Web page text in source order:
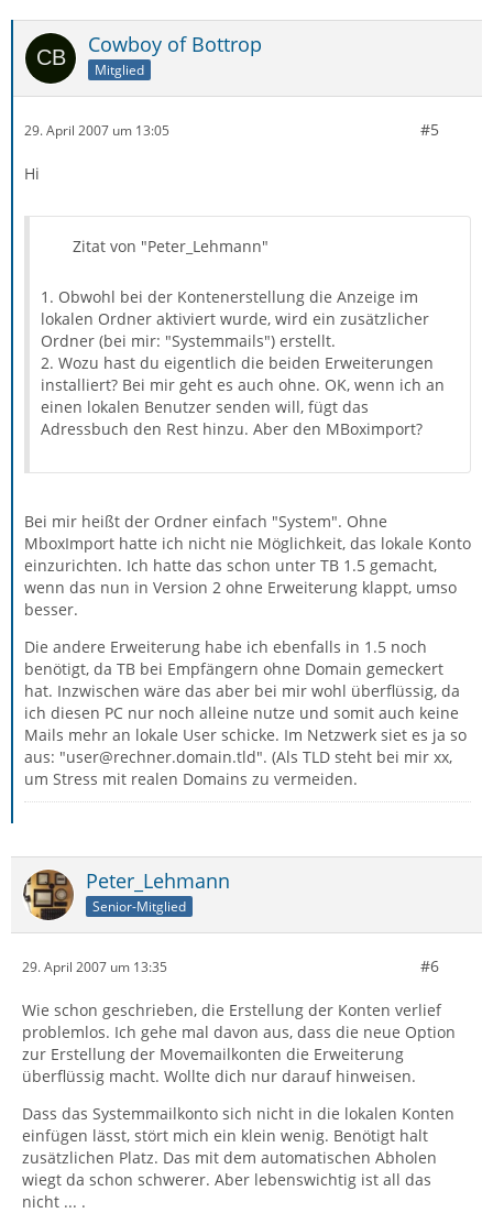
Cowboy of Bottrop
Mitglied
29. April 2007 um 13:05 #5
Hi
Zitat von "Peter_Lehmann"
1. Obwohl bei der Kontenerstellung die Anzeige im
lokalen Ordner aktiviert wurde, wird ein zusätzlicher
Ordner (bei mir: "Systemmails") erstellt.
2. Wozu hast du eigentlich die beiden Erweiterungen
installiert? Bei mir geht es auch ohne. OK, wenn ich an
einen lokalen Benutzer senden will, fügt das
Adressbuch den Rest hinzu. Aber den MBoximport?
Bei mir heißt der Ordner einfach "System". Ohne
MboxImport hatte ich nicht nie Möglichkeit, das lokale Konto
einzurichten. Ich hatte das schon unter TB 1.5 gemacht,
wenn das nun in Version 2 ohne Erweiterung klappt, umso
besser.
Die andere Erweiterung habe ich ebenfalls in 1.5 noch
benötigt, da TB bei Empfängern ohne Domain gemeckert
hat. Inzwischen wäre das aber bei mir wohl überflüssig, da
ich diesen PC nur noch alleine nutze und somit auch keine
Mails mehr an lokale User schicke. Im Netzwerk siet es ja so
aus: "user@rechner.domain.tld". (Als TLD steht bei mir xx,
um Stress mit realen Domains zu vermeiden.
Peter_Lehmann
Senior-Mitglied
29. April 2007 um 13:35 #6
Wie schon geschrieben, die Erstellung der Konten verlief
problemlos. Ich gehe mal davon aus, dass die neue Option
zur Erstellung der Movemailkonten die Erweiterung
überflüssig macht. Wollte dich nur darauf hinweisen.
Dass das Systemmailkonto sich nicht in die lokalen Konten
einfügen lässt, stört mich ein klein wenig. Benötigt halt
zusätzlichen Platz. Das mit dem automatischen Abholen
wiegt da schon schwerer. Aber lebenswichtig ist all das
nicht ... .